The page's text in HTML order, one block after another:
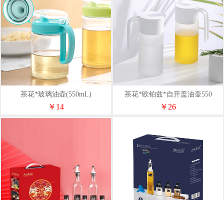
茶花*玻璃油壶(550mL)
￥14
茶花*欧铂兹*自开盖油壶550
￥26